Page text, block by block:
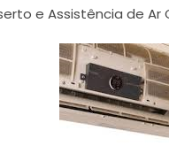
e Assistência de Ar